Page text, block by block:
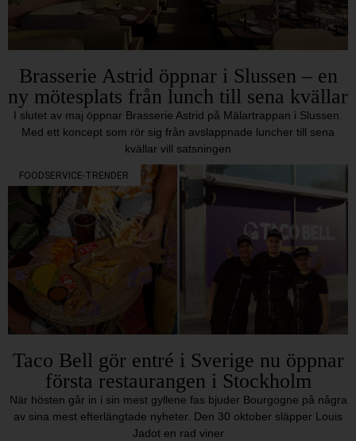
Brasserie Astrid öppnar i Slussen – en
ny mötesplats från lunch till sena kvällar
I slutet av maj öppnar Brasserie Astrid på Mälartrappan i Slussen.
Med ett koncept som rör sig från avslappnade luncher till sena
kvällar vill satsningen
FOODSERVICE-TRENDER
Taco Bell gör entré i Sverige nu öppnar
första restaurangen i Stockholm
När hösten går in i sin mest gyllene fas bjuder Bourgogne på några
av sina mest efterlängtade nyheter. Den 30 oktober släpper Louis
Jadot en rad viner